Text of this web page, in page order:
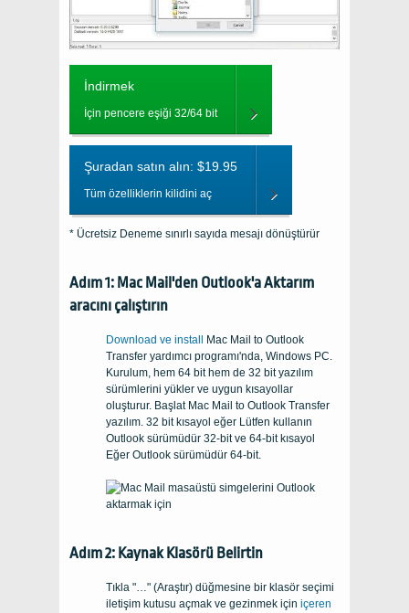
İndirmek
İçin pencere eşiği 32/64 bit
Şuradan satın alın: $19.95
Tüm özelliklerin kilidini aç
* Ücretsiz Deneme sınırlı sayıda mesajı dönüştürür
Adım 1: Mac Mail'den Outlook'a Aktarım
aracını çalıştırın
Download ve install Mac Mail to Outlook
Transfer yardımcı programı'nda, Windows PC
Kurulum, hem 64 bit hem de 32 bit yazılım
sürümlerini yükler ve uygun kısayollar
oluşturur. Başlat Mac Mail to Outlook Transfer
yazılım. 32 bit kısayol eğer Lütfen kullanın
Outlook sürümüdür 32-bitve 64-bitkısayol
Eğer Outlook sürümüdür 64-bit.
Adım 2: Kaynak Klasörü Belirtin
Tıkla "…" (Araştır) düğmesine bir klasör seçimi
iletişim kutusu açmak ve gezinmek için içeren